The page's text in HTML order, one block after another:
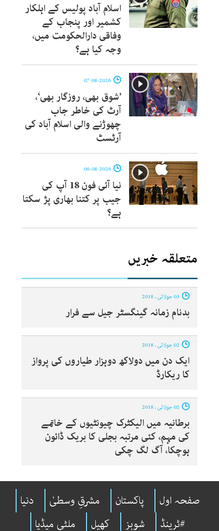
اسلام آباد پولیس کے اہلکار
کشمیر اور پنجاب کے
وفاقی دارالحکومت میں،
وجہ کیا ہے؟
’شوق بھی، روزگار بھی‘،
آرٹ کی خاطر جاب
چھوڑنے والی اسلام آباد کی
آرٹسٹ
نیا آئی فون 18 آپ کی
جیب پر کتنا بھاری پڑ سکتا
ہے؟
متعلقہ خبریں
بدنام زمانہ گینگسٹر جیل سے فرار
ایک دن میں دولاکھ دوہزار طیاروں کی پرواز
کا ریکارڈ
برطانیہ میں الیکٹرک چیونٹیوں کے خاتمے
کی مہم، کئی مرتبہ بجلی کا بریک ڈائون
ہوچکا، آگ لگ چکی
صفحہ اول پاکستان مشرقِ وسطیٰ
دنیا
#ٹرینڈ
شوبِز کھیل ملٹی میڈیا